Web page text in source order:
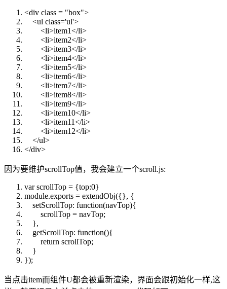
<div class = "box">
<ul class='ul'>
<li>item1</li>
<li>item2</li>
<li>item3</li>
<li>item4</li>
<li>item5</li>
<li>item6</li>
<li>item7</li>
<li>item8</li>
<li>item9</li>
<li>item10</li>
<li>item11</li>
<li>item12</li>
</ul>
</div>
因为要维护scrollTop值，我会建立一个scroll.js:
varscrollTop = {top:0}
module.exports = extendObj({}, {
setScrollTop: function(navTop){
scrollTop = navTop;
},
getScrollTop: function(){
return scrollTop;
}
});
当点击item而组件U都会被重新渲染，界面会跟初始化一样,这